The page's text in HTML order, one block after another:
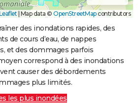
|Map data © OpenStreetMapcontributors
des inondations rapides, des
de cours d’eau, de nappes
et des dommages parfois
correspond à des inondations
causer des débordements
plus limités.
les plus inondées